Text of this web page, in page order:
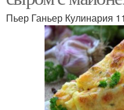
Пьер Ганьер Кулинария